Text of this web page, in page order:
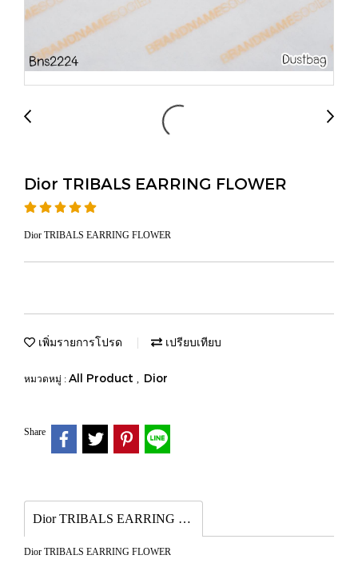
Dior TRIBALS EARRING FLOWER
Dior TRIBALS EARRING FLOWER
เพิ่มรายการโปรด เปรียบเทียบ
หมวดหมู่ : All Product , Dior
Share
Dior TRIBALS EARRING FLOWER
Dior TRIBALS EARRING FLOWER